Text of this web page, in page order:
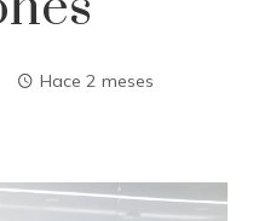
Hace 2 meses